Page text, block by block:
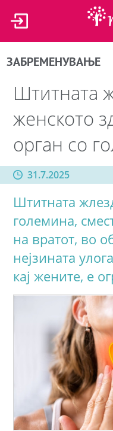
ЗАБРЕМЕНУВАЊЕ
Штитната
женското
орган со
31.7.2025
Штитната
големина,
на вратот, во
нејзината
кај жените, е